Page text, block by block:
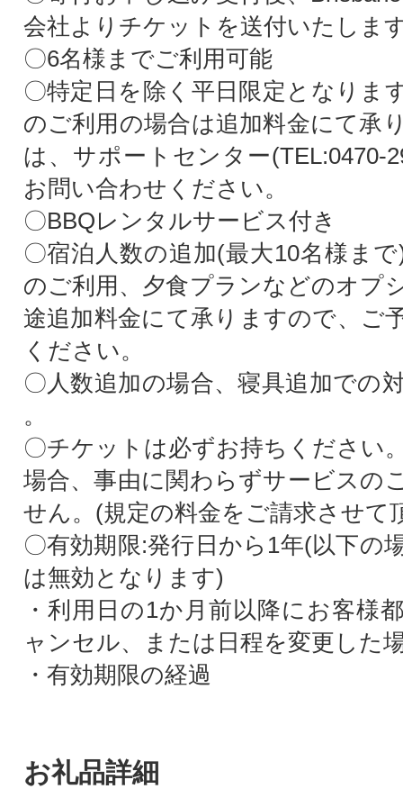
会社よりチケットを送付いたしま
〇6名様までご利用可能
〇特定日を除く平日限定となりま
のご利用の場合は追加料金にて承
は、サポートセンター(TEL:0470-
お問い合わせください。
〇BBQレンタルサービス付き
〇宿泊人数の追加(最大10名様ま
のご利用、夕食プランなどのオプ
途追加料金にて承りますので、ご
ください。
〇人数追加の場合、寝具追加での
。
〇チケットは必ずお持ちください
場合、事由に関わらずサービスの
せん。(規定の料金をご請求させて
〇有効期限:発行日から1年(以下の
は無効となります)
・利用日の1か月前以降にお客様
ャンセル、または日程を変更した
・有効期限の経過
お礼品詳細